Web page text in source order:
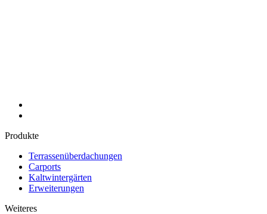
Produkte
Terrassenüberdachungen
Carports
Kaltwintergärten
Erweiterungen
Weiteres